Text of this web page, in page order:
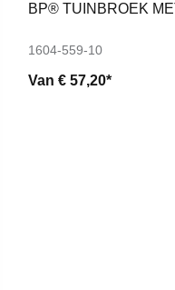
BP® TUINBROEK
1604-559-10
Van € 57,20*